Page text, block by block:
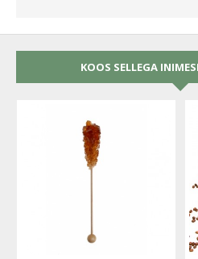
KOOS SELLEGA